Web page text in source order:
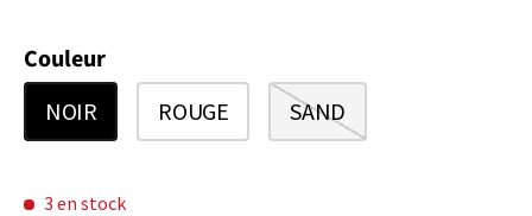
Couleur
NOIR ROUGE SAND
3 en stock